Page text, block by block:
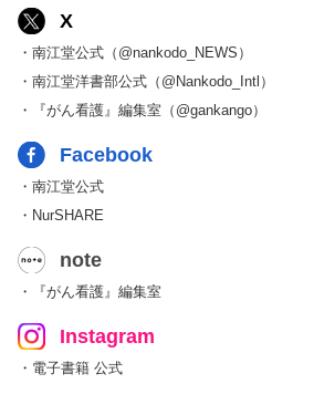
X
・南江堂公式（@nankodo_NEWS）
・南江堂洋書部公式（@Nankodo_Intl）
・『がん看護』編集室（@gankango）
Facebook
・南江堂公式
・NurSHARE
note
・『がん看護』編集室
Instagram
・電子書籍 公式